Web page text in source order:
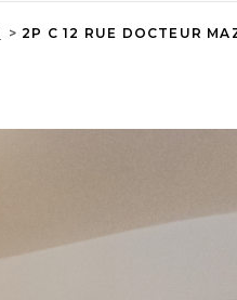
2P C 12 RUE DOCTEUR